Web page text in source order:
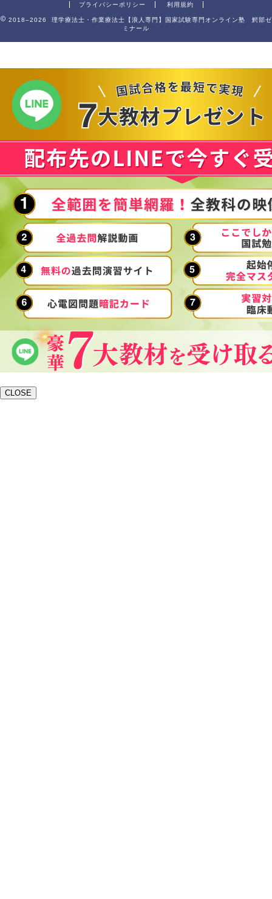
プライバシーポリシー 利用規約
2018–2026 理学療法士・作業療法士【浪人専門】国家試験専門オンライン塾 鰐部ゼ
ミナール
CLOSE